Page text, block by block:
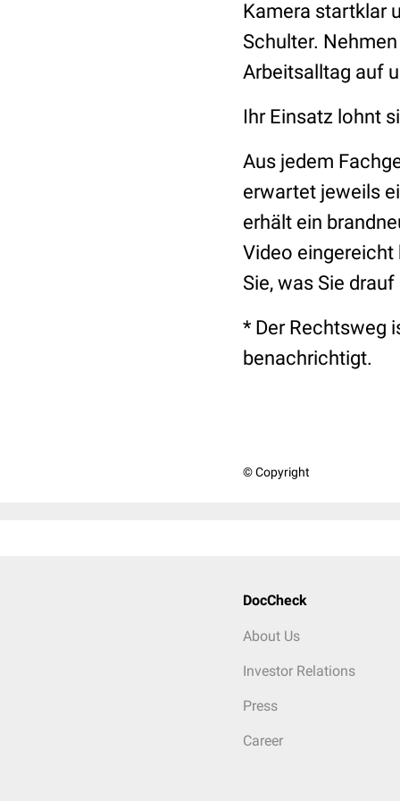
Kamera startklar
Schulter.
Arbeitsalltag auf
Ihr Einsatz lohnt
Aus jedem
erwartet jeweils
erhält ein
Video eingereicht
Sie, was Sie
* Der Rechtsweg
benachrichtigt.
© Copyright
DocCheck
About Us
Investor Relations
Press
Career